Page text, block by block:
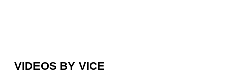
VIDEOS BY VICE